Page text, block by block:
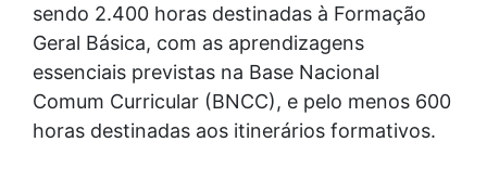
sendo 2.400 horas destinadas à Formação
Geral Básica, com as aprendizagens
essenciais previstas na Base Nacional
Comum Curricular (BNCC), e pelo menos 600
horas destinadas aos itinerários formativos.